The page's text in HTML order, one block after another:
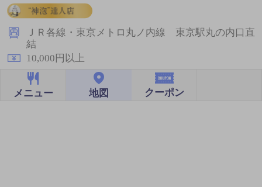
ＪＲ各線・東京メトロ丸ノ内線 東京駅丸の内口直
結
10,000円以上
メニュー 地図 クーポン